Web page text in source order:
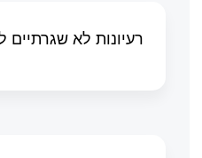
רעיונות לא שגרתיים